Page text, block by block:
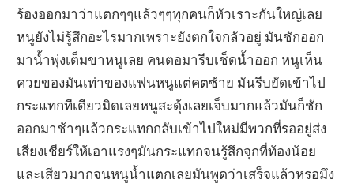
ร้องออกมาว่าแตกๆๆแล้วๆๆทุกคนก็หัวเราะกันใหญ่เลย
หนูยังไม่รู้สึกอะไรมากเพราะยังตกใจกลัวอยู่ มันชักออก
มาน้ำพุ่งเต็มขาหนูเลย คนตอมารีบเช็ดน้ำออก หนูเห็น
ควยของมันเท่าของแฟนหนูแต่คตซ้าย มันรีบยัดเข้าไป
กระแทกทีเดียวมิดเลยหนูสะดุ้งเลยเจ็บมากแล้วมันก็ชัก
ออกมาช้าๆแล้วกระแทกกลับเข้าไปใหม่มีพวกที่รออยู่ส่ง
เสียงเชียร์ให้เอาแรงๆมันกระแทกจนรู้สึกจุกที่ท้องน้อย
และเสียวมากจนหนูน้ำแตกเลยมันพูดว่าเสร็จแล้วหรอมึง